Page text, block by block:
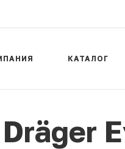
КАТАЛОГ